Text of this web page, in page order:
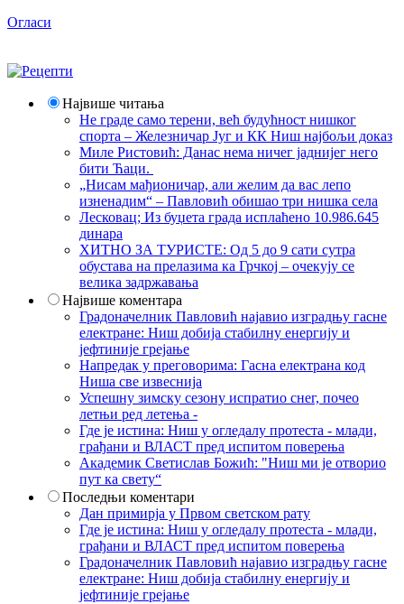
Огласи
Највише читања
Не граде само терени, већ будућност нишког
спорта – Железничар Југ и КК Ниш најбољи доказ
Миле Ристовић: Данас нема ничег јаднијег него
бити Ћаци.
„Нисам мађионичар, али желим да вас лепо
изненадим“ – Павловић обишао три нишка села
Лесковац; Из буџета града исплаћено 10.986.645
динара
ХИТНО ЗА ТУРИСТЕ: Од 5 до 9 сати сутра
обустава на прелазима ка Грчкој – очекују се
велика задржавања
Највише коментара
Градоначелник Павловић најавио изградњу гасне
електране: Ниш добија стабилну енергију и
јефтиније грејање
Напредак у преговорима: Гасна електрана код
Ниша све извеснија
Успешну зимску сезону испратио снег, почео
летњи ред летења -
Где је истина: Ниш у огледалу протеста - млади,
грађани и ВЛАСТ пред испитом поверења
Академик Светислав Божић: "Ниш ми је отворио
пут ка свету“
Последњи коментари
Дан примирја у Првом светском рату
Где је истина: Ниш у огледалу протеста - млади,
грађани и ВЛАСТ пред испитом поверења
Градоначелник Павловић најавио изградњу гасне
електране: Ниш добија стабилну енергију и
јефтиније грејање